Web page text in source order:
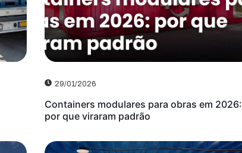
29/01/2026
Containers modulares para obras em 2026:
por que viraram padrão